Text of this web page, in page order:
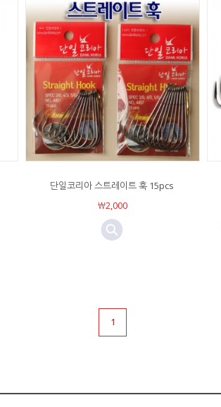
단일코리아 스트레이트 훅 15pcs
￦2,000
1